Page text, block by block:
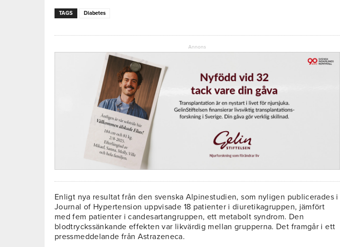
TAGS Diabetes
Annons
Enligt nya resultat från den svenska Alpinestudien, som nyligen publicerades i
Journal of Hypertension uppvisade 18 patienter i diuretikagruppen, jämfört
med fem patienter i candesartangruppen, ett metabolt syndrom. Den
blodtryckssänkande effekten var likvärdig mellan grupperna. Det framgår i ett
pressmeddelande från Astrazeneca.